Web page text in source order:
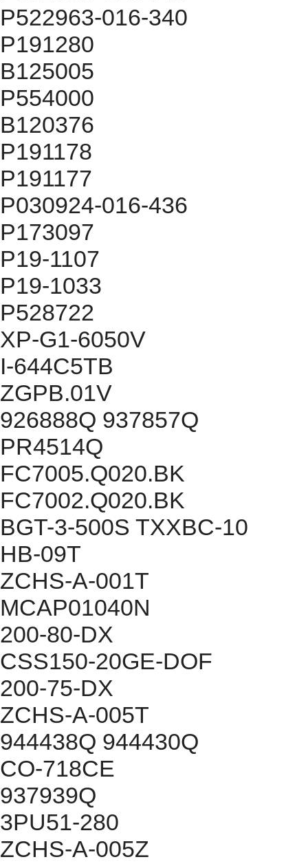
P522963-016-340
P191280
B125005
P554000
B120376
P191178
P191177
P030924-016-436
P173097
P19-1107
P19-1033
P528722
XP-G1-6050V
I-644C5TB
ZGPB.01V
926888Q 937857Q
PR4514Q
FC7005.Q020.BK
FC7002.Q020.BK
BGT-3-500S TXXBC-10
HB-09T
ZCHS-A-001T
MCAP01040N
200-80-DX
CSS150-20GE-DOF
200-75-DX
ZCHS-A-005T
944438Q 944430Q
CO-718CE
937939Q
3PU51-280
ZCHS-A-005Z